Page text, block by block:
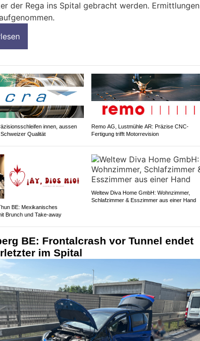
der Rega ins Spital gebracht werden. Ermittlungen
innen, aussen
Qualität
Remo AG, Lustmühle AR: Präzise CNC-
Fertigung trifft Motorrevision
BE: Mexikanisches
Brunch und Take-away
Weltew Diva Home GmbH: Wohnzimmer,
Schlafzimmer & Esszimmer aus einer Hand
BE: Frontalcrash vor Tunnel endet
im Spital